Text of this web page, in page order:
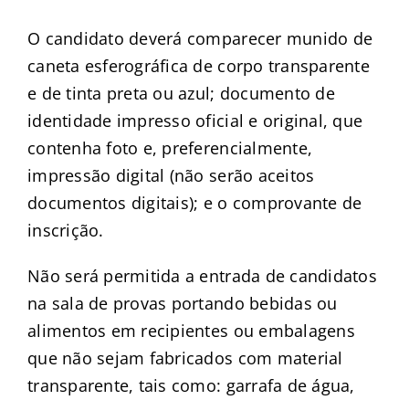
O candidato deverá comparecer munido de
caneta esferográfica de corpo transparente
e de tinta preta ou azul; documento de
identidade impresso oficial e original, que
contenha foto e, preferencialmente,
impressão digital (não serão aceitos
documentos digitais); e o comprovante de
inscrição.
Não será permitida a entrada de candidatos
na sala de provas portando bebidas ou
alimentos em recipientes ou embalagens
que não sejam fabricados com material
transparente, tais como: garrafa de água,